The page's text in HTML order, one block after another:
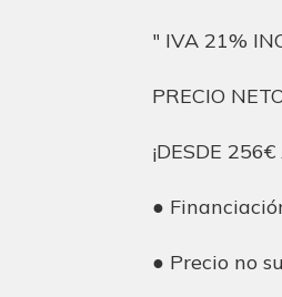
" IVA 21%
PRECIO
¡DESDE
●
● Precio no